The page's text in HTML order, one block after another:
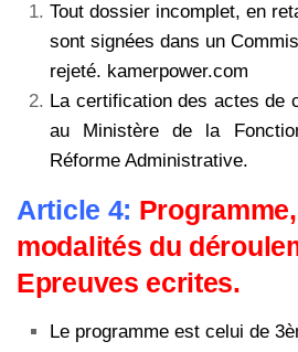
Tout dossier incomplet, en
sont signées dans un
rejeté. kamerpower.com
La certification des actes de
au Ministère de la
Réforme Administrative.
Article 4:
modalités du
Epreuves ecrites.
Le programme est celui de